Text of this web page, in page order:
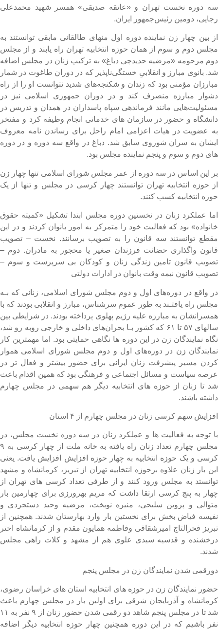
دوره نخست تهران و «عاتقه صدیقی» همسر شهید محمدعلی
دومین رئیس‌جمهور ایران.
بین چهار زن نماینده دوره اول منهای طالقانی مابقی توانستند به
دوم و سوم از همان حوزه انتخابیه تهران راه یابند و از مجلس
مرحومه «مرضیه حدیدچی دباغ» به ترکیب زنان در مجلس اضافه
بانوی مبارز و انقلابیِ خستگی‌ناپذیر که در دوران طاغوت در شمار
مؤمنی بود که زندان و شکنجه‌های شدید نتوانست او را از راه
مبارزه منصرف کند و در دوران جمهوری اسلامی نیز در
مانند فرماندهی سپاه پاسداران در همدان و تدریس در
و حضور در سازمان های خدماتی انجام وظیفه کرد و مفتخر
عضویت در هیات اعزامی امام راحل برای رساندن نامه‌ معروف
به سران شوروی سابق شد. دباغ در واقع سه دوره و در دوره
دوم و سوم و پنجم نماینده مجلس بود.
این اساس در سه دوره از عمر مجلس شورای اسلامی تنها چهار زن
حوزه انتخابیه تهران توانستند چهار کرسی در مجلس و تنها از یک
انتخابیه کسب کنند.
عملکرد زنان در نخستین دوره مجلس ابتدا تشکیل «کمیته حقوق
بود که فعالیت خود را متمرکز به امور بانوان کردند و در این
توانستند سه قانون را به تصویب برسانند. نخست – تصویب
واگذاری حضانت فرزندان صغیر یا محجور به مادران. دوم –
قانون تامین زندگی زنان و کودکان بی سرپرست و سوم –
قانون نیمه وقت بانوان در ادارات دولتی
واقع در دوره‌های اول‌ و دوم مجلس شورای اسلامی، زنانی که بـه
راه یافتـند به طور عموم سرشناس، مبارز و انقلابی بودند که با
به مبارزه علیه رژیم پهلوی پرداخته بودند. در شرایطی بین
سالهای ۵۷ تا ۶۱ که کشور بـا بحران‌های داخلی و خارجی روبه رو شد،
نمایندگان زن در این دوره ها نگاهی حمایتی بود. اما مهمترین کار
زن در دوره‌های اول و دوم مجلس شورای اسلامی هموار
مسیر پیشرفت زنان ایرانی برای حضور بیشتر و فعال تر در
سیاست و مسائل اجتماعی و فرهنگی بود که همین اقدام باعث
تا زنان از حوزه های انتخابیه دیگر هم سهمی در مجلس چهارم
باشند.
سهم کرسی زنان در مجلس چهارم از ۴ استان
توجه به فعالیت ها و عملکرد زنان در سه دوره نخست مجلس، در
مجلس چهارم تعداد زنان راه یافته به خانه ملت از چهار کرسی به ۹
و یک حوزه انتخابیه به چهار حوزه افزایش افزایش یافت. یعنی
بار زنان علاوه برحوزه انتخابیه تهران از تبریز، کرمانشاه و مشهد
به مجلس ورود کنند و از طرفی تعداد کرسی های تهران از
به پنج کرسی ارتقا داشت که مریم بهرورزی برای چهارمین بار
و پروین سلیحی، منیره نوبخت، مرضیه وحید دستجردی و
فیاض بخش برای نخستین بار وارد بهارستان شدند. همچنین از
فخرالتاج امیرشقاقی وفاطمه همایون مقدم و از کرمانشاه اختر
و قدسیه سیدی علوی هم از مشهد و کلات راهی مجلس
شدن نمایندگان زن در مجلس پنجم
نمایندگان زن در حوزه های انتخابیه استان های خراسان رضوی،
و آذربایجان شرقی برای اولین بار در مجلس چهارم باعث
شد تا در مجلس پنجم شاهد دو رقمی شدن حضور زنان از ۹ نفر به ۱۱
باشیم که در این دوره همچنین چهار حوزه انتخابیه دیگر اضافه